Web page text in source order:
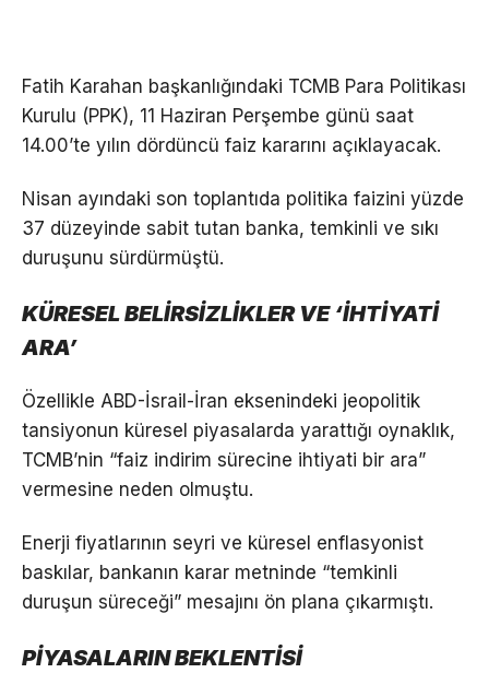
Fatih Karahan başkanlığındaki TCMB Para Politikası
Kurulu (PPK), 11 Haziran Perşembe günü saat
14.00’te yılın dördüncü faiz kararını açıklayacak.
Nisan ayındaki son toplantıda politika faizini yüzde
37 düzeyinde sabit tutan banka, temkinli ve sıkı
duruşunu sürdürmüştü.
KÜRESEL BELİRSİZLİKLER VE ‘İHTİYATİ
ARA’
Özellikle ABD-İsrail-İran eksenindeki jeopolitik
tansiyonun küresel piyasalarda yarattığı oynaklık,
TCMB’nin “faiz indirim sürecine ihtiyati bir ara”
vermesine neden olmuştu.
Enerji fiyatlarının seyri ve küresel enflasyonist
baskılar, bankanın karar metninde “temkinli
duruşun süreceği” mesajını ön plana çıkarmıştı.
PİYASALARIN BEKLENTİSİ